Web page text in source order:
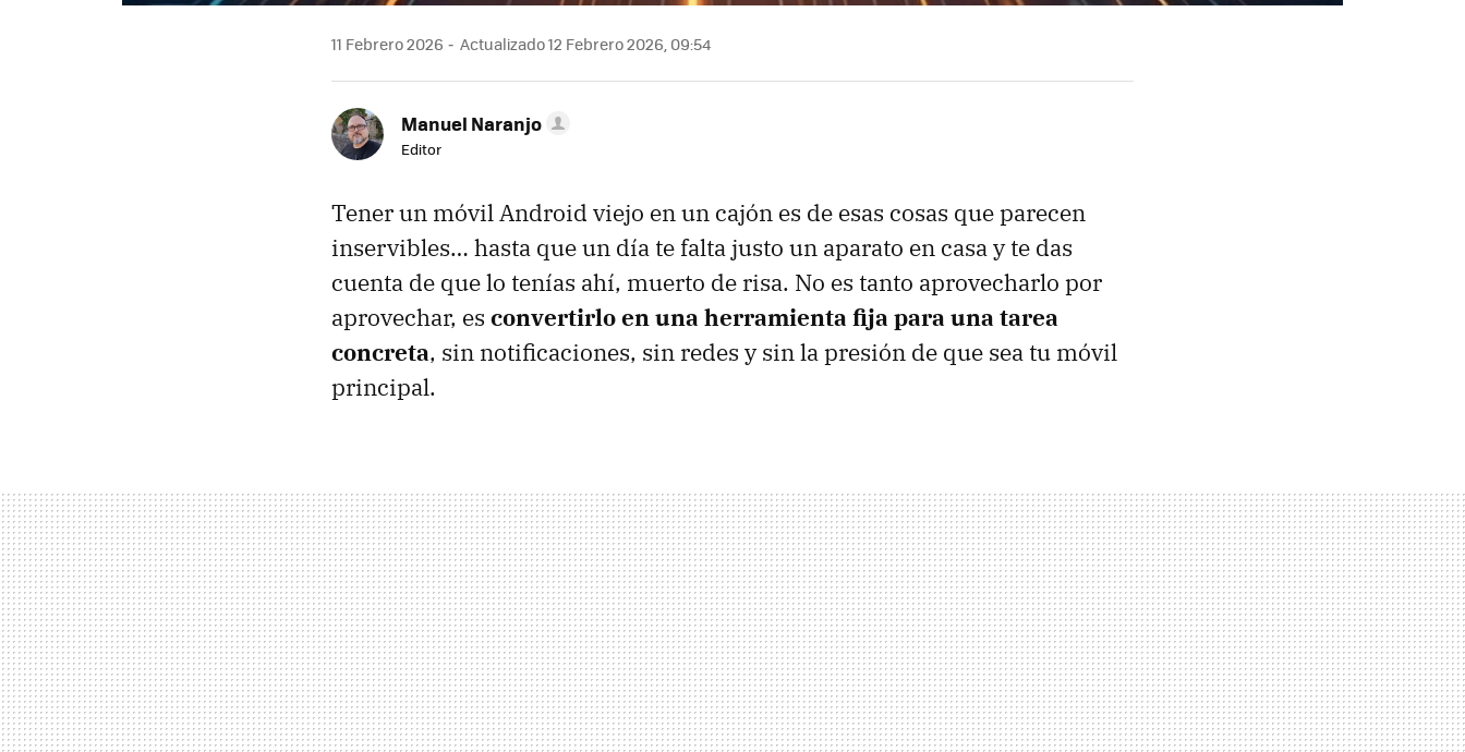
11 Febrero 2026 Actualizado 12 Febrero 2026, 09:54
Manuel Naranjo
Editor
Tener un móvil Android viejo en un cajón es de esas cosas que parecen
inservibles… hasta que un día te falta justo un aparato en casa y te das
cuenta de que lo tenías ahí, muerto de risa. No es tanto aprovecharlo por
aprovechar, es convertirlo en una herramienta fija para una tarea
concreta, sin notificaciones, sin redes y sin la presión de que sea tu móvil
principal.